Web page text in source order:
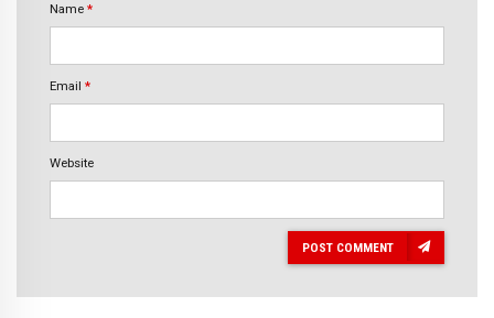
Name *
Email *
Website
POST COMMENT